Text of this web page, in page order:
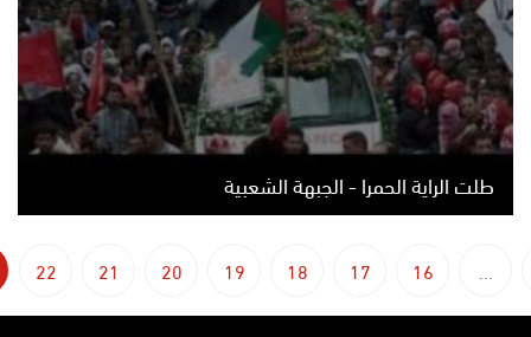
طلت الراية الحمرا - الجبهة الشعبية
...
16
17
18
19
20
21
22